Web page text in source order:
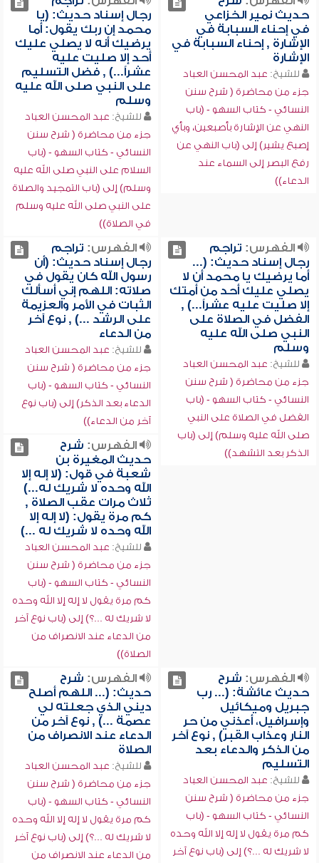
حديث نمير الخزاعي
في إحناء السبابة في
الإشارة , إحناء السبابة في
الإشارة
للشيخ: عبد المحسن العباد
جزء من محاضرة ( شرح سنن
النسائي - كتاب السهو - (باب
النهي عن الإشارة بأصبعين، وبأي
إصبع يشير) إلى (باب النهي عن
رفع البصر إلى السماء عند
الدعاء))
رجال إسناد حديث: (يا
محمد إن ربك يقول: أما
يرضيك أنه لا يصلي عليك
أحد إلا صليت عليه
عشراً...) , فضل التسليم
على النبي صلى الله عليه
وسلم
للشيخ: عبد المحسن العباد
جزء من محاضرة ( شرح سنن
النسائي - كتاب السهو - (باب
السلام على النبي صلى الله عليه
وسلم) إلى (باب التمجيد والصلاة
على النبي صلى الله عليه وسلم
في الصلاة))
الفهرس: تراجم
رجال إسناد حديث: (...
أما يرضيك يا محمد أن لا
يصلي عليك أحد من أمتك
إلا صليت عليه عشراً...) ,
الفضل في الصلاة على
النبي صلى الله عليه
وسلم
للشيخ: عبد المحسن العباد
جزء من محاضرة ( شرح سنن
النسائي - كتاب السهو - (باب
الفضل في الصلاة على النبي
صلى الله عليه وسلم) إلى (باب
الذكر بعد التشهد))
الفهرس: تراجم
رجال إسناد حديث: (أن
رسول الله كان يقول في
صلاته: اللهم إني أسألك
الثبات في الأمر والعزيمة
على الرشد ...) , نوع آخر
من الدعاء
للشيخ: عبد المحسن العباد
جزء من محاضرة ( شرح سنن
النسائي - كتاب السهو - (باب
الدعاء بعد الذكر) إلى (باب نوع
آخر من الدعاء))
الفهرس: شرح
حديث المغيرة بن
شعبة في قول: (لا إله إلا
الله وحده لا شريك له...)
ثلاث مرات عقب الصلاة ,
كم مرة يقول: (لا إله إلا
الله وحده لا شريك له ...)
للشيخ: عبد المحسن العباد
جزء من محاضرة ( شرح سنن
النسائي - كتاب السهو - (باب
كم مرة يقول لا إله إلا الله وحده
لا شريك له ...؟) إلى (باب نوع آخر
من الدعاء عند الانصراف من
الصلاة))
الفهرس: شرح
حديث عائشة: (... رب
جبريل وميكائيل
وإسرافيل، أعذني من حر
النار وعذاب القبر) , نوع آخر
من الذكر والدعاء بعد
التسليم
للشيخ: عبد المحسن العباد
جزء من محاضرة ( شرح سنن
النسائي - كتاب السهو - (باب
كم مرة يقول لا إله إلا الله وحده
لا شريك له ...؟) إلى (باب نوع آخر
الفهرس: شرح
حديث: (... اللهم أصلح
ديني الذي جعلته لي
عصمة ...) , نوع آخر من
الدعاء عند الانصراف من
الصلاة
للشيخ: عبد المحسن العباد
جزء من محاضرة ( شرح سنن
النسائي - كتاب السهو - (باب
كم مرة يقول لا إله إلا الله وحده
لا شريك له ...؟) إلى (باب نوع آخر
من الدعاء عند الانصراف من